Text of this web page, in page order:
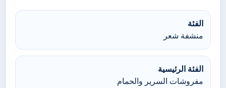
الفئة
منشفة شعر
الفئة الرئيسية
مفروشات السرير والحمام